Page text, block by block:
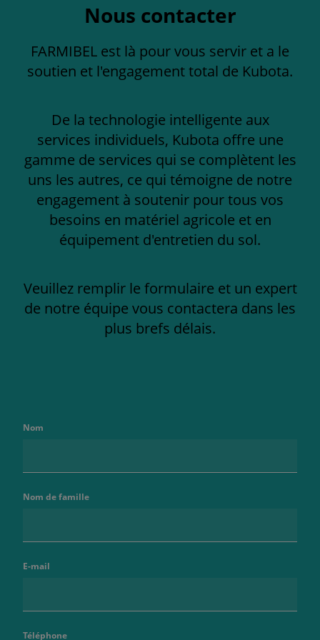
Nous contacter
FARMIBEL est là pour vous servir et a le
soutien et l'engagement total de Kubota.
De la technologie intelligente aux
services individuels, Kubota offre une
gamme de services qui se complètent les
uns les autres, ce qui témoigne de notre
engagement à soutenir pour tous vos
besoins en matériel agricole et en
équipement d'entretien du sol.
Veuillez remplir le formulaire et un expert
de notre équipe vous contactera dans les
plus brefs délais.
Nom
Nom de famille
E-mail
Téléphone